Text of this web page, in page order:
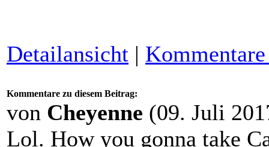
Detailansicht |
Kommentare zu diesem Beitrag:
von Cheyenne (09. Juli
Lol. How you gonna take